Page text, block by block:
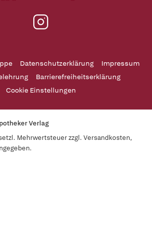
Datenschutzerklärung
Impressum
Barrierefreiheitserklärung
Cookie Einstellungen
Verlag
Mehrwertsteuer zzgl. Versandkosten,